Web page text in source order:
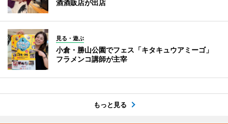
酒酒販店が出店
見る・遊ぶ
小倉・勝山公園でフェス「キタキュウアミーゴ」
フラメンコ講師が主宰
もっと見る